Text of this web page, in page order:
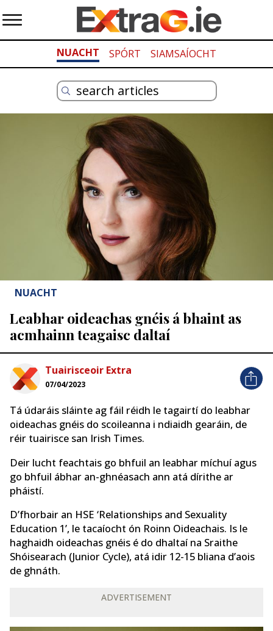
NUACHT SPÓRT SIAMSAÍOCHT
NUACHT
Leabhar oideachas gnéis á bhaint as
acmhainn teagaisc daltaí
Tuairisceoir Extra
07/04/2023
Tá údaráis sláinte ag fáil réidh le tagairtí do leabhar
oideachas gnéis do scoileanna i ndiaidh gearáin, de
réir tuairisce san Irish Times.
Deir lucht feachtais go bhfuil an leabhar míchuí agus
go bhfuil ábhar an-ghnéasach ann atá dírithe ar
pháistí.
D’fhorbair an HSE ‘Relationships and Sexuality
Education 1’, le tacaíocht ón Roinn Oideachais. Is le
haghaidh oideachas gnéis é do dhaltaí na Sraithe
Shóisearach (Junior Cycle), atá idir 12-15 bliana d’aois
de ghnáth.
ADVERTISEMENT